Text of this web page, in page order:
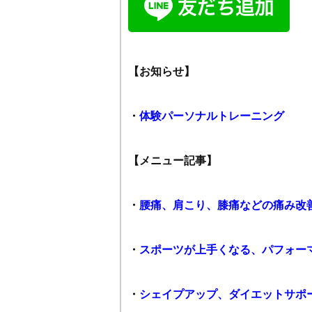
【お知らせ】
・ 体験パーソナルトレーニング
【メニュー記事】
・ 腰痛、肩こり、膝痛などの痛み改
・ スポーツが上手くなる、パフォー
・ シェイプアップ、ダイエットサポ